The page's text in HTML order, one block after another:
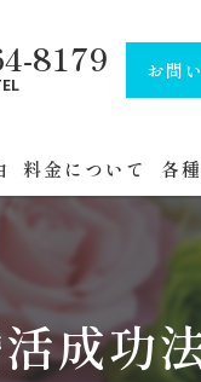
8179 お問
料金について
公務員・官公庁コー
各
会
婚
成功